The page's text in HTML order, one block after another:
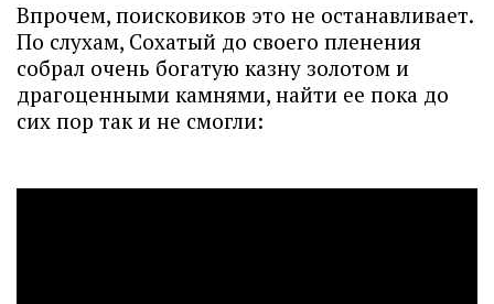
Впрочем, поисковиков это не останавливает.
По слухам, Сохатый до своего пленения
собрал очень богатую казну золотом и
драгоценными камнями, найти ее пока до
сих пор так и не смогли: